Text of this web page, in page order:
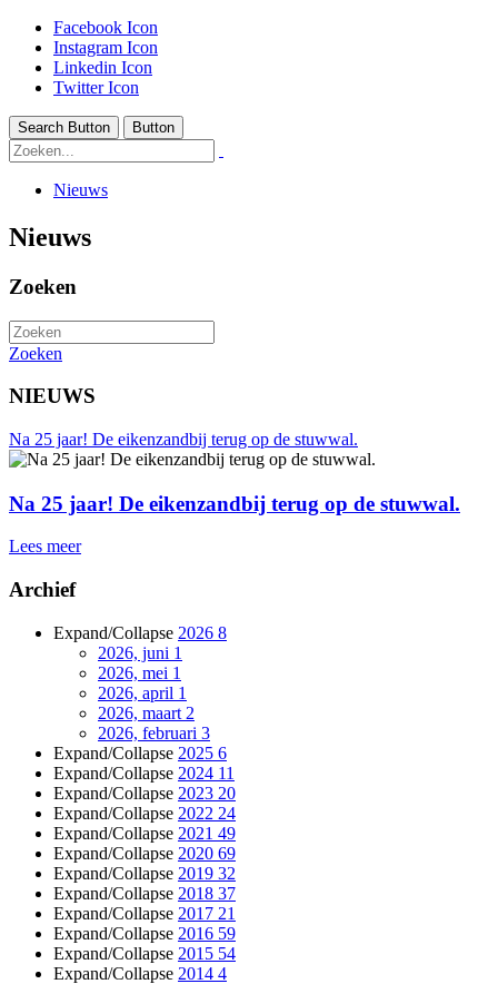
Facebook Icon
Instagram Icon
Linkedin Icon
Twitter Icon
Search Button Button
Nieuws
Nieuws
Zoeken
Zoeken
NIEUWS
Na 25 jaar! De eikenzandbij terug op de stuwwal.
Na 25 jaar! De eikenzandbij terug op de stuwwal.
Lees meer
Archief
Expand/Collapse 2026 8
2026, juni 1
2026, mei 1
2026, april 1
2026, maart 2
2026, februari 3
Expand/Collapse 2025 6
Expand/Collapse 2024 11
Expand/Collapse 2023 20
Expand/Collapse 2022 24
Expand/Collapse 2021 49
Expand/Collapse 2020 69
Expand/Collapse 2019 32
Expand/Collapse 2018 37
Expand/Collapse 2017 21
Expand/Collapse 2016 59
Expand/Collapse 2015 54
Expand/Collapse 2014 4